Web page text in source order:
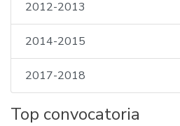
2012-2013
2014-2015
2017-2018
Top convocatoria